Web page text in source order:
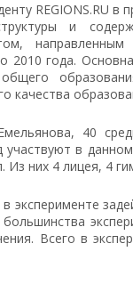
REGIONS.RU в
и
2010 года.
качества
40
в
Из них 4 лицея, 4
Всего в